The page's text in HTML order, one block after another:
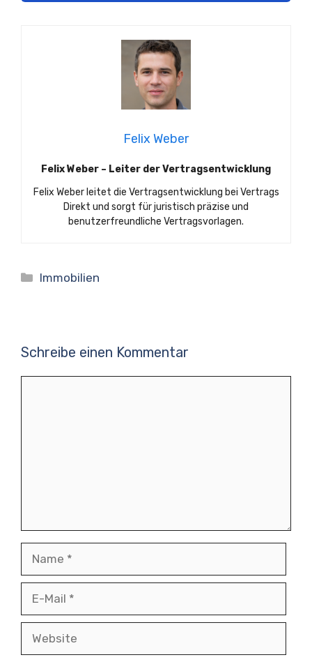
Felix Weber
Felix Weber – Leiter der Vertragsentwicklung
Felix Weber leitet die Vertragsentwicklung bei Vertrags
Direkt und sorgt für juristisch präzise und
benutzerfreundliche Vertragsvorlagen.
Kategorien
Immobilien
Schreibe einen Kommentar
Mail